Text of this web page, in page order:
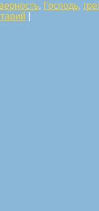
верность, Господь,